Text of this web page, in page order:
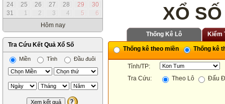
24
25 26 27 28 29
30
31
1 2 3 4 5
6
Hôm nay
Tra Cứu Kết Quả Xổ Số
Miền Tỉnh Đầu đuôi
XỔ
Thống Kê Lô Kiểm
Thống kê theo miền Thống kê
Tỉnh/TP:
Tra Cứu:
Theo Lô Đấu